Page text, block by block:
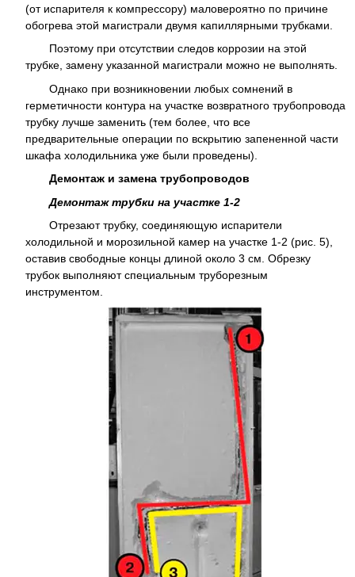
(от испарителя к компрессору) маловероятно по причине
обогрева этой магистрали двумя капиллярными трубками.
Поэтому при отсутствии следов коррозии на этой
трубке, замену указанной магистрали можно не выполнять.
Однако при возникновении любых сомнений в
герметичности контура на участке возвратного трубопровода
трубку лучше заменить (тем более, что все
предварительные операции по вскрытию запененной части
шкафа холодильника уже были проведены).
Демонтаж и замена трубопроводов
Демонтаж трубки на участке 1-2
Отрезают трубку, соединяющую испарители
холодильной и морозильной камер на участке 1-2 (рис. 5),
оставив свободные концы длиной около 3 см. Обрезку
трубок выполняют специальным труборезным
инструментом.